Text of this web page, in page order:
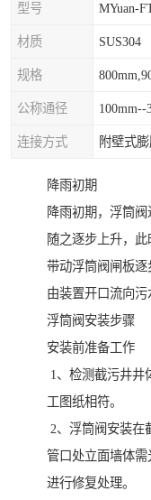
型号 MYuan-
材质 SUS304
规格
公称通径 100mm--
连接方式 附壁式
降雨初期
降雨初期，浮筒
随之逐步上升，
带动浮筒阀闸板
由装置开口流向污
浮筒阀安装步骤
安装前准备工作
1、检测截污井井
工图纸相符。
2、浮筒阀安装在
管口处立面墙体
进行修复处理。